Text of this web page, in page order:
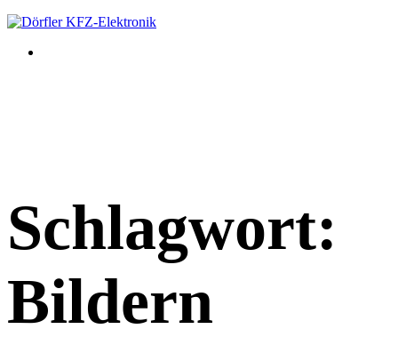
Schlagwort:
Bildern